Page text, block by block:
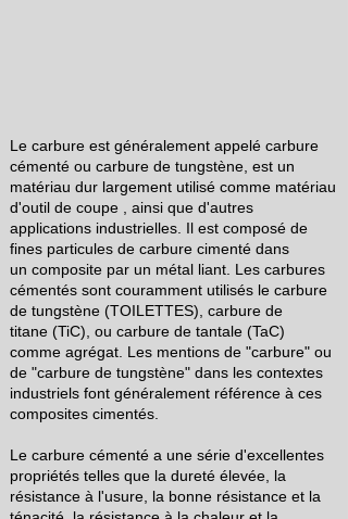
Le carbure est généralement appelé carbure
cémenté ou carbure de tungstène, est un
matériau dur largement utilisé comme matériau
d'outil de coupe , ainsi que d'autres
applications industrielles. Il est composé de
fines particules de carbure cimenté dans
un composite par un métal liant. Les carbures
cémentés sont couramment utilisés le carbure
de tungstène (TOILETTES), carbure de
titane (TiC), ou carbure de tantale (TaC)
comme agrégat. Les mentions de "carbure" ou
de "carbure de tungstène" dans les contextes
industriels font généralement référence à ces
composites cimentés.
Le carbure cémenté a une série d'excellentes
propriétés telles que la dureté élevée, la
résistance à l'usure, la bonne résistance et la